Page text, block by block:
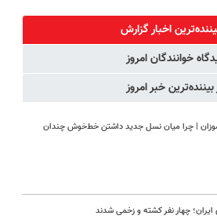
اخبار گزارش
خوانندگان امروز
بیننده‌ترین خبر امروز
| چرا میان نسل جدید داشتن خط‌خوش چندان
چهار نفر کشته و زخمی شدند